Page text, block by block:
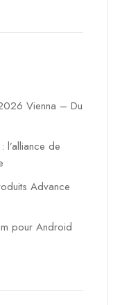
Vienna – Du
l’alliance de
Advance
pour Android